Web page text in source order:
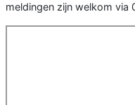
meldingen zijn welkom via